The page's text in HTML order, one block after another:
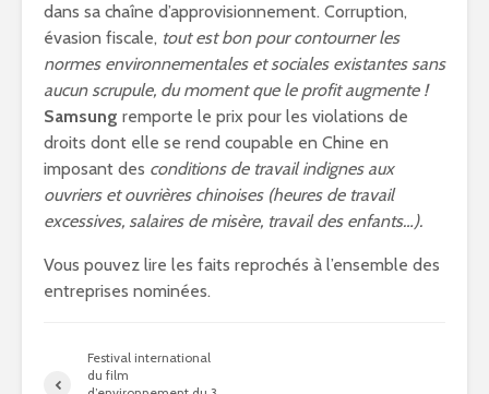
dans sa chaîne d’approvisionnement. Corruption,
évasion fiscale, tout est bon pour contourner les
normes environnementales et sociales existantes sans
aucun scrupule, du moment que le profit augmente !
Samsung remporte le prix pour les violations de
droits dont elle se rend coupable en Chine en
imposant des conditions de travail indignes aux
ouvriers et ouvrières chinoises (heures de travail
excessives, salaires de misère, travail des enfants…).
Vous pouvez lire les faits reprochés à l’ensemble des
entreprises nominées.
Festival international
du film